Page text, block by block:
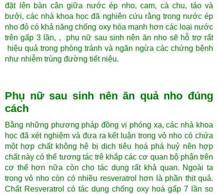
đặt lên bàn cân giữa nước ép nho, cam, cà chu, táo và
bưởi, các nhà khoa học đã nghiên cứu rằng trong nước ép
nho đỏ có khả năng chống oxy hóa mạnh hơn các loại nước
trên gấp 3 lần, , phụ nữ sau sinh nên ăn nho sẽ hỗ trợ rất
hiệu quả trong phòng tránh và ngăn ngừa các chứng bệnh
như nhiễm trùng đường tiết niệu.
Phụ nữ sau sinh nên ăn quả nho đúng
cách
Bằng những phương pháp đồng vị phóng xạ, các nhà khoa
học đã xét nghiệm và đưa ra kết luận trong vỏ nho có chứa
một hợp chất không hệ bị dịch tiêu hoá phá huỷ nên hợp
chất này có thể tương tác trê khắp các cơ quan bộ phận trên
cơ thể hơn nữa còn cho tác dụng rất khả quan. Ngoài ta
trong vỏ nho còn có nhiều resveratrol hơn là phần thịt quả.
Chất Resveratrol có tác dụng chống oxy hoá gấp 7 lần so